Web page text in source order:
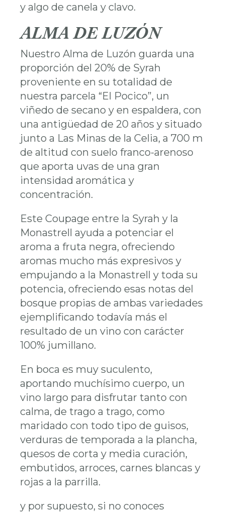
y algo de canela y clavo.
ALMA DE LUZÓN
Nuestro Alma de Luzón guarda una
proporción del 20% de Syrah
proveniente en su totalidad de
nuestra parcela “El Pocico”, un
viñedo de secano y en espaldera, con
una antigüedad de 20 años y situado
junto a Las Minas de la Celia, a 700 m
de altitud con suelo franco-arenoso
que aporta uvas de una gran
intensidad aromática y
concentración.
Este Coupage entre la Syrah y la
Monastrell ayuda a potenciar el
aroma a fruta negra, ofreciendo
aromas mucho más expresivos y
empujando a la Monastrell y toda su
potencia, ofreciendo esas notas del
bosque propias de ambas variedades
ejemplificando todavía más el
resultado de un vino con carácter
100% jumillano.
En boca es muy suculento,
aportando muchísimo cuerpo, un
vino largo para disfrutar tanto con
calma, de trago a trago, como
maridado con todo tipo de guisos,
verduras de temporada a la plancha,
quesos de corta y media curación,
embutidos, arroces, carnes blancas y
rojas a la parrilla.
y por supuesto, si no conoces